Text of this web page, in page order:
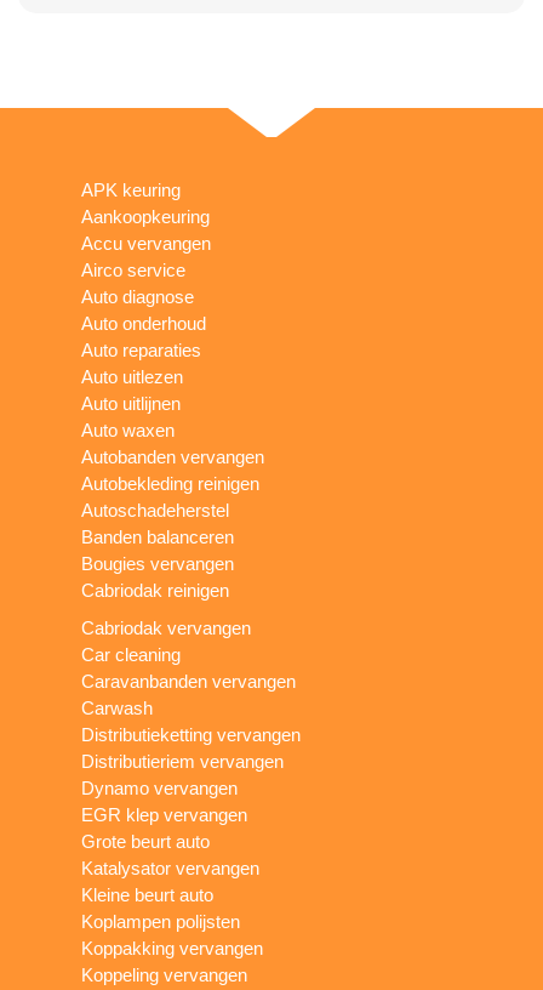
APK keuring
Aankoopkeuring
Accu vervangen
Airco service
Auto diagnose
Auto onderhoud
Auto reparaties
Auto uitlezen
Auto uitlijnen
Auto waxen
Autobanden vervangen
Autobekleding reinigen
Autoschadeherstel
Banden balanceren
Bougies vervangen
Cabriodak reinigen
Cabriodak vervangen
Car cleaning
Caravanbanden vervangen
Carwash
Distributieketting vervangen
Distributieriem vervangen
Dynamo vervangen
EGR klep vervangen
Grote beurt auto
Katalysator vervangen
Kleine beurt auto
Koplampen polijsten
Koppakking vervangen
Koppeling vervangen